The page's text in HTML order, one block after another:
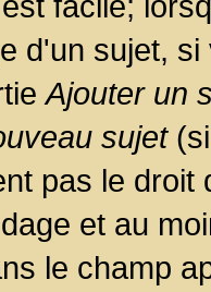
d'un sujet,
Ajouter un
sujet(si
pas le
et au
le champ